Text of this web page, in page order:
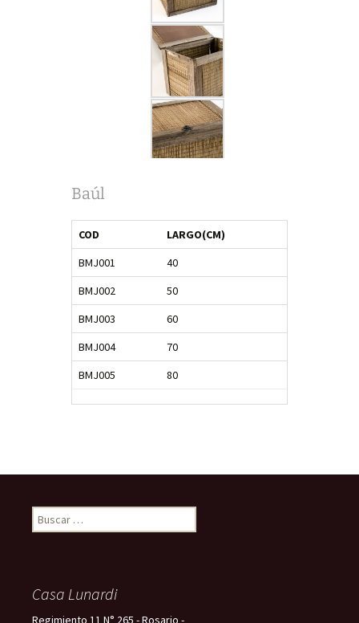
Baúl
COD
LARGO(CM)
BMJ001
40
BMJ002
50
BMJ003
60
BMJ004
70
BMJ005
80
Buscar:
Casa Lunardi
Regimiento 11 N° 265 - Rosario -